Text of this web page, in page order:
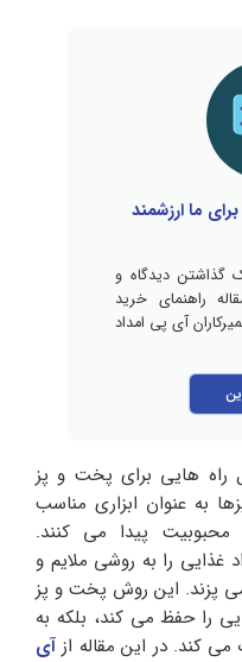
ما ارزشمند
گذاشتن دیدگاه و
راهنمای خرید
آی پی امداد
راه‌ هایی برای پخت و پز
به عنوان ابزاری مناسب
محبوبیت پیدا می‌ کنند.
غذایی را به روشی ملایم و
پزند. این روش پخت و پز
را حفظ می‌ کند، بلکه به
کند. در این مقاله از آی